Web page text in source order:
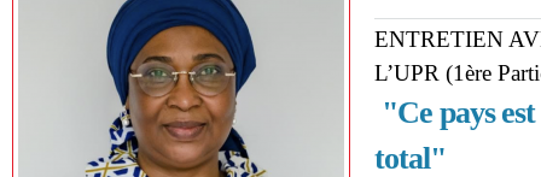
ENTRETIEN
L’UPR (1ère
"Ce pays
total"